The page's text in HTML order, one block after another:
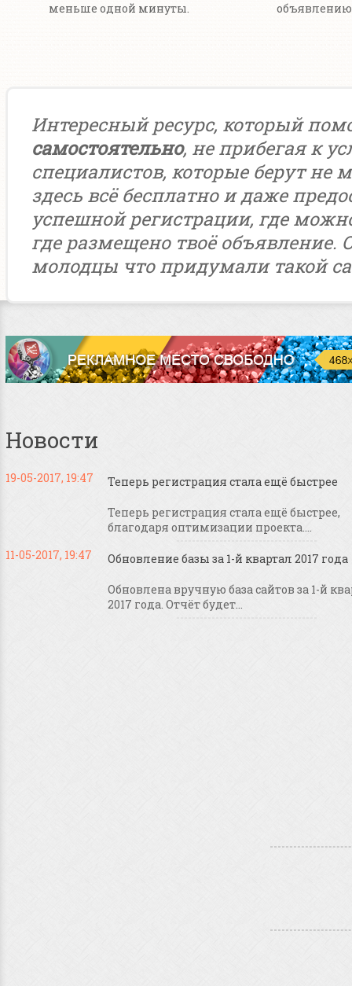
меньше одной минуты.
Интересный ресурс, который
самостоятельно, не прибегая к
специалистов, которые берут не
здесь всё бесплатно и даже
успешной регистрации, где
где размещено твоё объявление.
молодцы что придумали такой
Новости
19-05-2017, 19:47 Теперь регистрация стала ещё быстрее
Теперь регистрация стала ещё быстрее,
благодаря оптимизации проекта....
11-05-2017, 19:47
Обновление базы за 1-й квартал 2017 года
Обновлена вручную база сайтов за 1-й
2017 года. Отчёт будет...